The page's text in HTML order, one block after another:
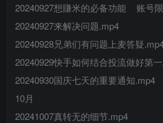
20240927想賺米的必备功能
账号
20240927来解决问题.mp4
20240928兄弟们有问题上麦答疑
20240929快手如何结合投流做好第
20240930国庆七天的重要通知.mp4
10月
20241007真转无的细节.mp4